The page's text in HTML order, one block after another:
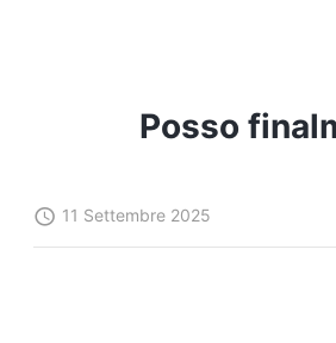
Posso
11 Settembre 2025